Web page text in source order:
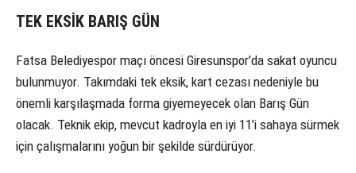
TEK EKSİK BARIŞ GÜN
Fatsa Belediyespor maçı öncesi Giresunspor’da sakat oyuncu
bulunmuyor. Takımdaki tek eksik, kart cezası nedeniyle bu
önemli karşılaşmada forma giyemeyecek olan Barış Gün
olacak. Teknik ekip, mevcut kadroyla en iyi 11’i sahaya sürmek
için çalışmalarını yoğun bir şekilde sürdürüyor.